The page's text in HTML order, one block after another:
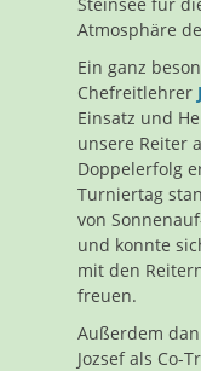
Atmosphäre
Ein ganz
Chefreitlehrer
Einsatz und
unsere Reiter
Doppelerfolg
Turniertag
von
und konnte
mit den
freuen.
Außerdem
Jozsef als Co-